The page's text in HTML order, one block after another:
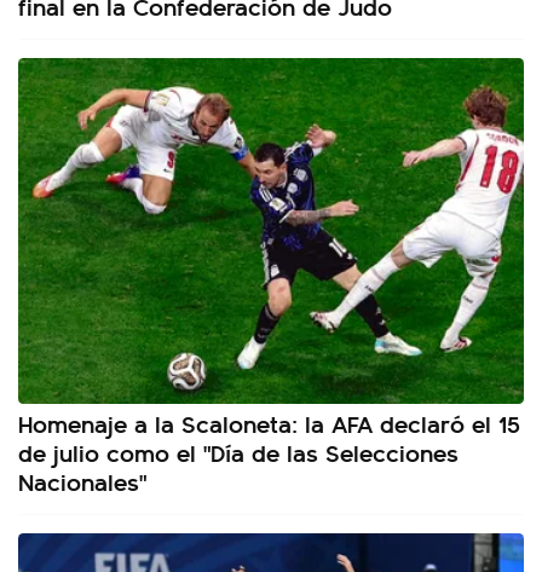
Homenaje a la Scaloneta: la AFA declaró el 15
de julio como el "Día de las Selecciones
Nacionales"